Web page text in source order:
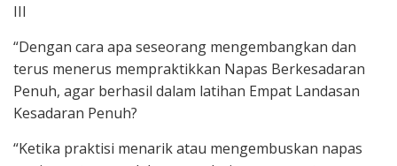
III
“Dengan cara apa seseorang mengembangkan dan
terus menerus mempraktikkan Napas Berkesadaran
Penuh, agar berhasil dalam latihan Empat Landasan
Kesadaran Penuh?
“Ketika praktisi menarik atau mengembuskan napas